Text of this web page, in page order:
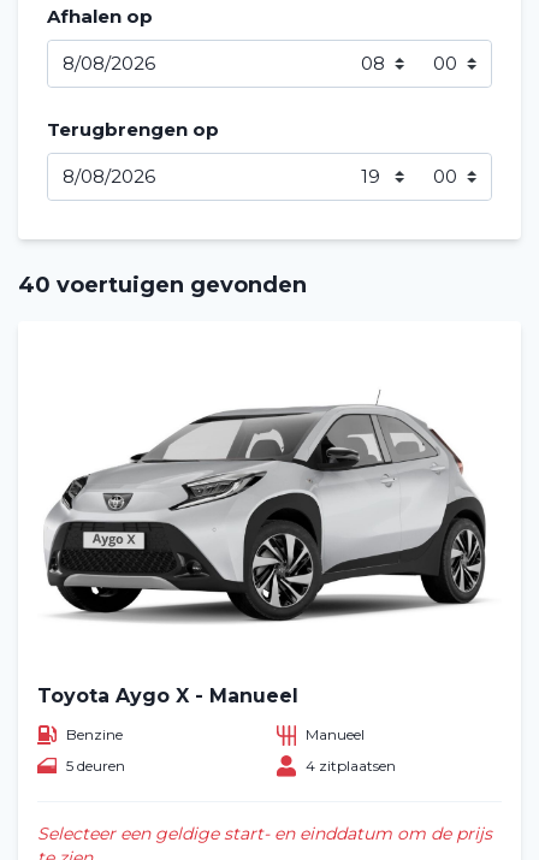
Afhalen op
Terugbrengen op
40 voertuigen gevonden
Toyota Aygo X - Manueel
Benzine
Manueel
5 deuren
4 zitplaatsen
Selecteer een geldige start- en einddatum om de prijs